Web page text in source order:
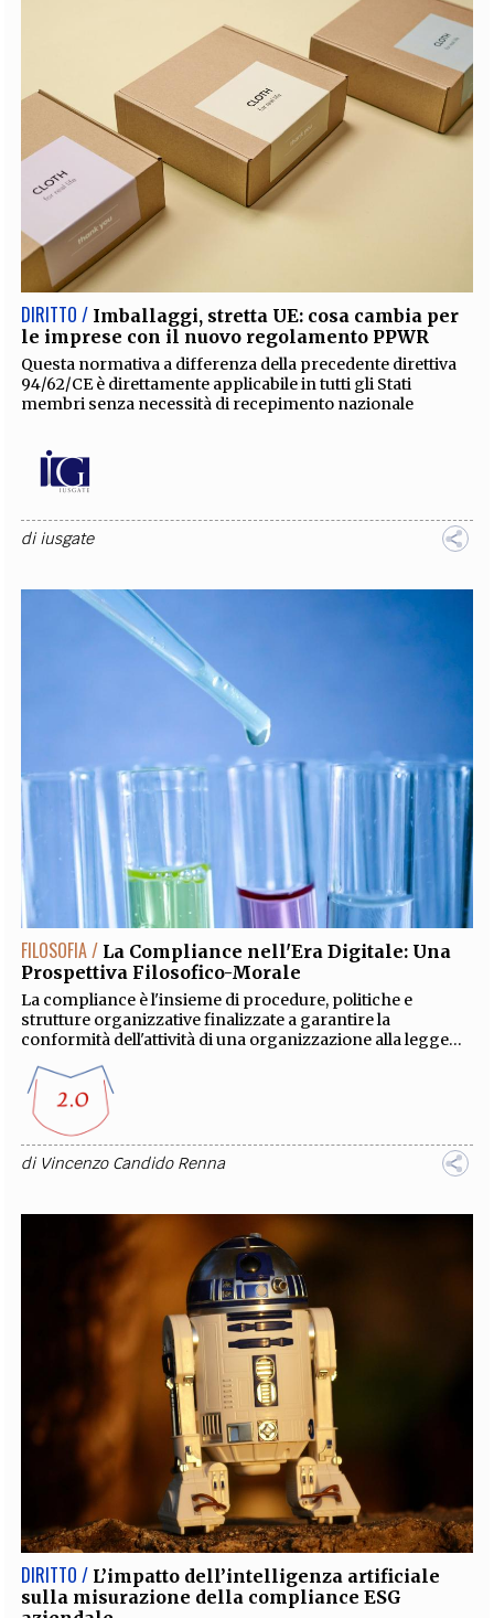
DIRITTO / Imballaggi, stretta UE: cosa cambia per
le imprese con il nuovo regolamento PPWR
Questa normativa a differenza della precedente direttiva
94/62/CE è direttamente applicabile in tutti gli Stati
membri senza necessità di recepimento nazionale
diiusgate
FILOSOFIA / La Compliance nell'Era Digitale: Una
Prospettiva Filosofico-Morale
La compliance è l'insieme di procedure, politiche e
strutture organizzative finalizzate a garantire la
conformità dell'attività di una organizzazione alla legge...
di Vincenzo Candido Renna
DIRITTO / L’impatto dell’intelligenza artificiale
sulla misurazione della compliance ESG